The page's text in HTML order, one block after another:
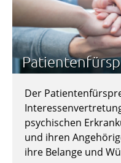
Der
psychischen
und ihren
ihre Belange und